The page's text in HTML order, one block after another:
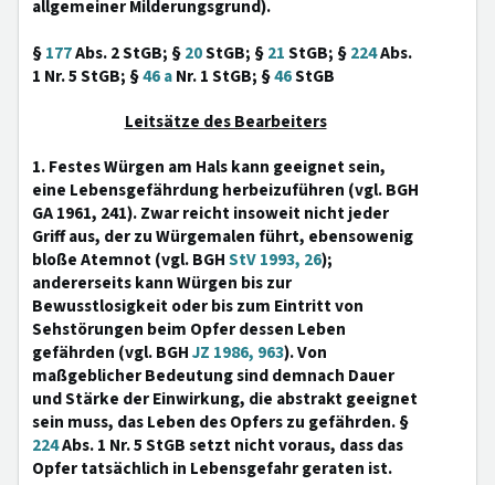
allgemeiner Milderungsgrund).
§177Abs. 2 StGB; §20StGB; §21StGB; §224Abs.
1 Nr. 5 StGB; §46 aNr. 1 StGB; §46StGB
Leitsätze des Bearbeiters
1. Festes Würgen am Hals kann geeignet sein,
eine Lebensgefährdung herbeizuführen (vgl. BGH
GA 1961, 241). Zwar reicht insoweit nicht jeder
Griff aus, der zu Würgemalen führt, ebensowenig
bloße Atemnot (vgl. BGHStV 1993, 26);
andererseits kann Würgen bis zur
Bewusstlosigkeit oder bis zum Eintritt von
Sehstörungen beim Opfer dessen Leben
gefährden (vgl. BGHJZ 1986, 963). Von
maßgeblicher Bedeutung sind demnach Dauer
und Stärke der Einwirkung, die abstrakt geeignet
sein muss, das Leben des Opfers zu gefährden. §
224Abs. 1 Nr. 5 StGB setzt nicht voraus, dass das
Opfer tatsächlich in Lebensgefahr geraten ist.